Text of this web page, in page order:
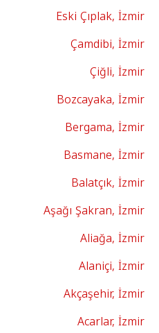
Eski Çıplak, İzmir
Çamdibi, İzmir
Çiğli, İzmir
Bozcayaka, İzmir
Bergama, İzmir
Basmane, İzmir
Balatçık, İzmir
Aşağı Şakran, İzmir
Aliağa, İzmir
Alaniçi, İzmir
Akçaşehir, İzmir
Acarlar, İzmir